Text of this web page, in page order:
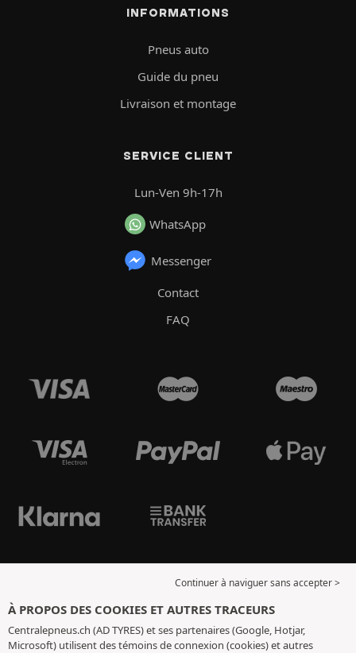
INFORMATIONS
Pneus auto
Guide du pneu
Livraison et montage
SERVICE CLIENT
Lun-Ven 9h-17h
WhatsApp
Messenger
Contact
FAQ
Continuer à naviguer sans accepter >
À PROPOS DES COOKIES ET AUTRES TRACEURS
Centralepneus.ch (AD TYRES) et ses partenaires (Google, Hotjar,
Microsoft) utilisent des témoins de connexion (cookies) et autres